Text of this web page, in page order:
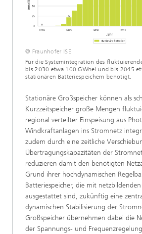
© Fraunhofer ISE
Für die Systemintegration des
bis 2030 etwa 100 GWhel und bis 2045
stationären Batteriespeichern benötigt.
Stationäre Großspeicher können als
Kurzzeitspeicher große Mengen
regional verteilter Einspeisung aus
Windkraftanlagen ins Stromnetz
zudem durch eine zeitliche
Übertragungskapazitäten der
reduzieren damit den benötigten
Grund ihrer hochdynamischen
Batteriespeicher, die mit
ausgestattet sind, zukünftig eine
dynamischen Stabilisierung der
Großspeicher übernehmen dabei die
der Spannungs- und